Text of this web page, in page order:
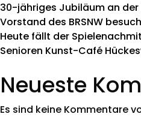
30-jähriges Jubiläum an
Vorstand des BRSNW
Heute fällt der
Senioren Kunst-Café
Neueste
Es sind keine Kommentare